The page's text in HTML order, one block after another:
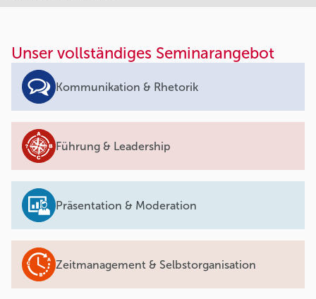
Unser vollständiges Seminarangebot
Kommunikation & Rhetorik
Führung & Leadership
Präsentation & Moderation
Zeitmanagement & Selbstorganisation